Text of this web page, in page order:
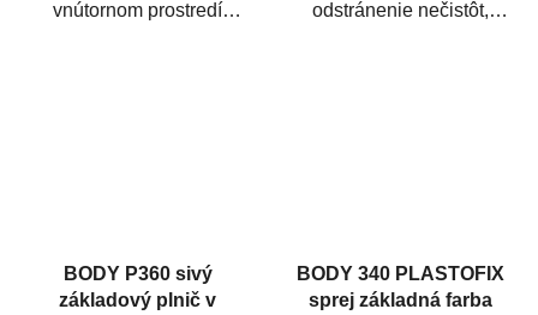
vnútornom prostredí
odstránenie nečistôt,
BODY P360 sivý
základový plnič v
BODY 340 PLASTOFIX
sprej základná farba